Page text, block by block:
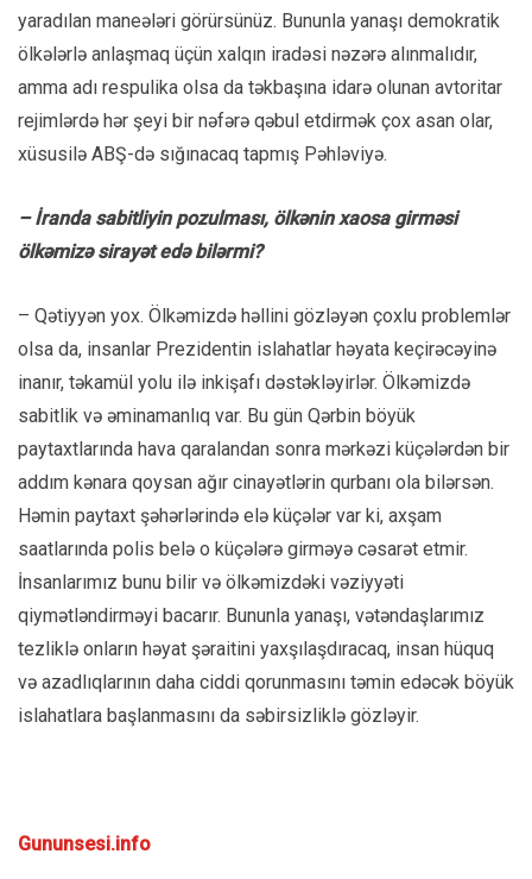
yaradılan maneələri görürsünüz. Bununla yanaşı demokratik
ölkələrlə anlaşmaq üçün xalqın iradəsi nəzərə alınmalıdır,
amma adı respulika olsa da təkbaşına idarə olunan avtoritar
rejimlərdə hər şeyi bir nəfərə qəbul etdirmək çox asan olar,
xüsusilə ABŞ-də sığınacaq tapmış Pəhləviyə.
– İranda sabitliyin pozulması, ölkənin xaosa girməsi
ölkəmizə sirayət edə bilərmi?
– Qətiyyən yox. Ölkəmizdə həllini gözləyən çoxlu problemlər
olsa da, insanlar Prezidentin islahatlar həyata keçirəcəyinə
inanır, təkamül yolu ilə inkişafı dəstəkləyirlər. Ölkəmizdə
sabitlik və əminamanlıq var. Bu gün Qərbin böyük
paytaxtlarında hava qaralandan sonra mərkəzi küçələrdən bir
addım kənara qoysan ağır cinayətlərin qurbanı ola bilərsən.
Həmin paytaxt şəhərlərində elə küçələr var ki, axşam
saatlarında polis belə o küçələrə girməyə cəsarət etmir.
İnsanlarımız bunu bilir və ölkəmizdəki vəziyyəti
qiymətləndirməyi bacarır. Bununla yanaşı, vətəndaşlarımız
tezliklə onların həyat şəraitini yaxşılaşdıracaq, insan hüquq
və azadlıqlarının daha ciddi qorunmasını təmin edəcək böyük
islahatlara başlanmasını da səbirsizliklə gözləyir.
Gununsesi.info